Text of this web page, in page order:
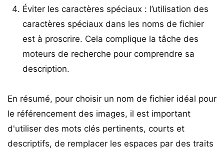
Éviter les caractères spéciaux : l’utilisation des
caractères spéciaux dans les noms de fichier
est à proscrire. Cela complique la tâche des
moteurs de recherche pour comprendre sa
description.
En résumé, pour choisir un nom de fichier idéal pour
le référencement des images, il est important
d'utiliser des mots clés pertinents, courts et
descriptifs, de remplacer les espaces par des traits